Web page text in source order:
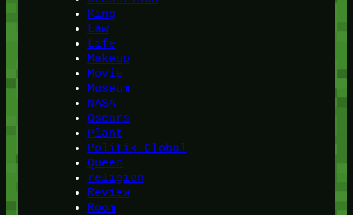
King
Law
Life
Makeup
Movie
Museum
NASA
Oscars
Plant
Politik Global
Queen
religion
Review
Room